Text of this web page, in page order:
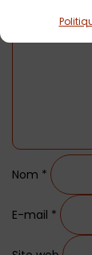
Nom *
E-mail *